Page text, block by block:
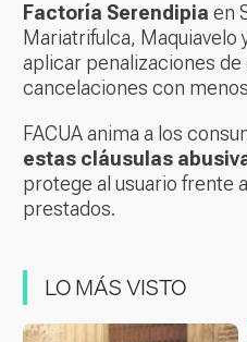
Factoría Serendipia en
Mariatrifulca, Maquiavelo
aplicar penalizaciones
cancelaciones con
FACUA anima a los
estas cláusulas
protege al usuario frente
prestados.
LO MÁS VISTO